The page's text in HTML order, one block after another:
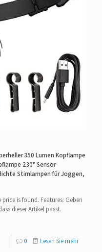
350 Lumen Kopflampe
230° Sensor
Stirnlampen für Joggen,
is found. Features: Geben
dieser Artikel passt.
0 Lesen Sie mehr